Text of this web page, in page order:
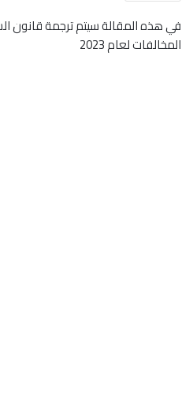
في هذه المقالة سيتم ترجمة قانون
المخالفات لعام 2023